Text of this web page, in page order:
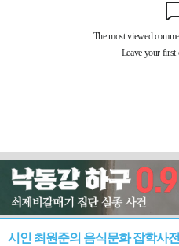
시인 최원준의 음식문화 잡학사전